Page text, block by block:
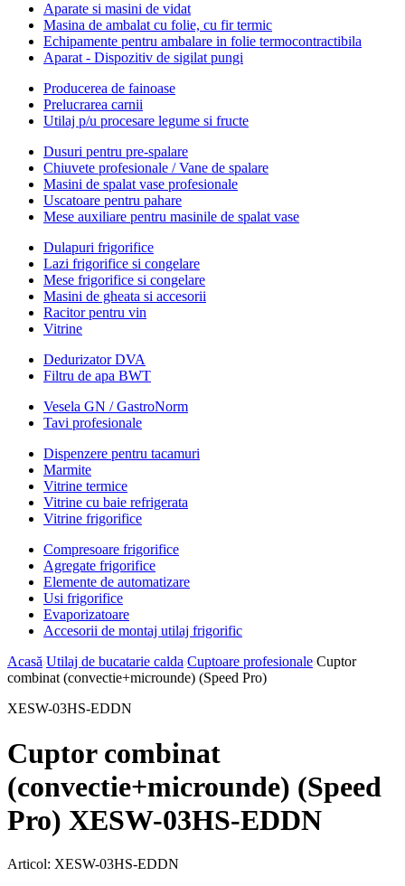
Aparate si masini de vidat
Masina de ambalat cu folie, cu fir termic
Echipamente pentru ambalare in folie termocontractibila
Aparat - Dispozitiv de sigilat pungi
Producerea de fainoase
Prelucrarea carnii
Utilaj p/u procesare legume si fructe
Dusuri pentru pre-spalare
Chiuvete profesionale / Vane de spalare
Masini de spalat vase profesionale
Uscatoare pentru pahare
Mese auxiliare pentru masinile de spalat vase
Dulapuri frigorifice
Lazi frigorifice si congelare
Mese frigorifice si congelare
Masini de gheata si accesorii
Racitor pentru vin
Vitrine
Dedurizator DVA
Filtru de apa BWT
Vesela GN / GastroNorm
Tavi profesionale
Dispenzere pentru tacamuri
Marmite
Vitrine termice
Vitrine cu baie refrigerata
Vitrine frigorifice
Compresoare frigorifice
Agregate frigorifice
Elemente de automatizare
Usi frigorifice
Evaporizatoare
Accesorii de montaj utilaj frigorific
Acasă Utilaj de bucatarie calda Cuptoare profesionale Cuptor
combinat (convectie+microunde) (Speed Pro)
XESW-03HS-EDDN
Cuptor combinat
(convectie+microunde) (Speed
Pro) XESW-03HS-EDDN
Articol: XESW-03HS-EDDN